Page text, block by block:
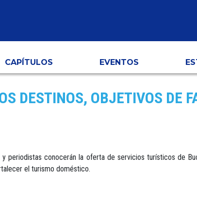
CAPÍTULOS EVENTOS
DESTINOS, OBJETIVOS DE
periodistas conocerán la oferta de servicios turísticos de
el turismo doméstico.